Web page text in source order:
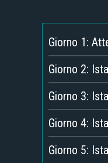
Giorno 1:
Giorno 2:
Giorno 3:
Giorno 4:
Giorno 5: